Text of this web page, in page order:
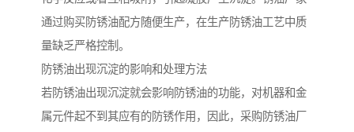
通过购买防锈油配方随便生产，在生产防锈油工艺中质
量缺乏严格控制。
防锈油出现沉淀的影响和处理方法
若防锈油出现沉淀就会影响防锈油的功能，对机器和金
属元件起不到其应有的防锈作用，因此，采购防锈油厂